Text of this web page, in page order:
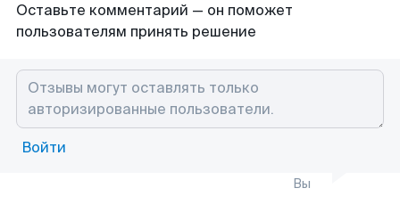
Оставьте комментарий — он поможет
пользователям принять решение
Войти
Вы